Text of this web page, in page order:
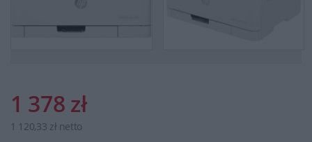
1 378 zł
1 120,33 zł netto